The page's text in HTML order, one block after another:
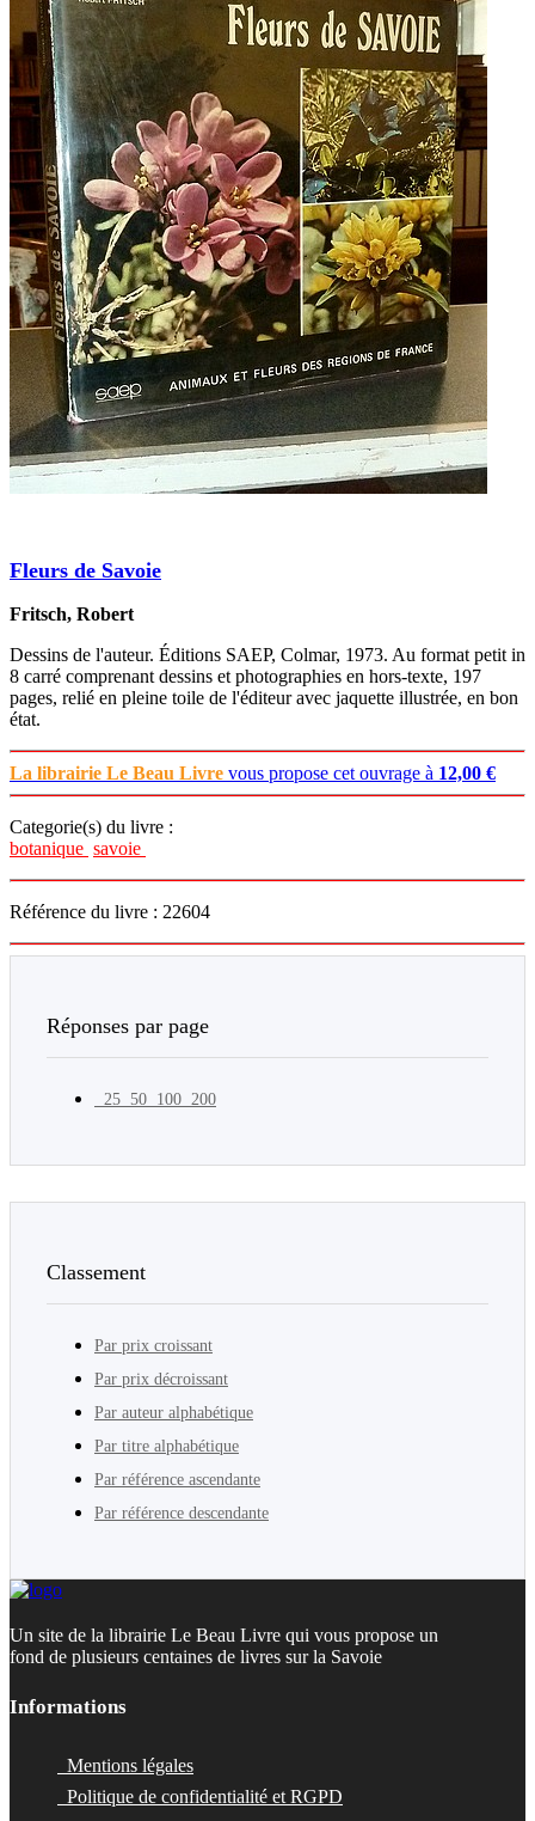
Fleurs de Savoie
Fritsch, Robert
Dessins de l'auteur. Éditions SAEP, Colmar, 1973. Au format petit in
8 carré comprenant dessins et photographies en hors-texte, 197
pages, relié en pleine toile de l'éditeur avec jaquette illustrée, en bon
état.
La librairie Le Beau Livre vous propose cet ouvrage à 12,00 €
Categorie(s) du livre :
botanique savoie
Référence du livre : 22604
Réponses par page
25 50 100 200
Classement
Par prix croissant
Par prix décroissant
Par auteur alphabétique
Par titre alphabétique
Par référence ascendante
Par référence descendante
Un site de la librairie Le Beau Livre qui vous propose un
fond de plusieurs centaines de livres sur la Savoie
Informations
Mentions légales
Politique de confidentialité et RGPD